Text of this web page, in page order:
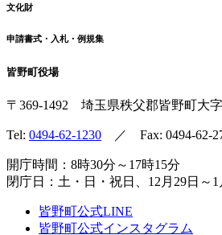
文化財
申請書式・入札・例規集
皆野町役場
〒369-1492 埼玉県秩父郡皆野町大
Tel: 0494-62-1230 ／ Fax: 0494-62-
開庁時間：8時30分～17時15分
閉庁日：土・日・祝日、12月29日～1
皆野町公式LINE
皆野町公式インスタグラム